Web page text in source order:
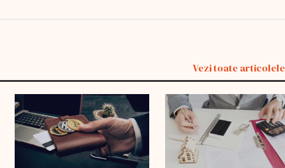
Vezi toate articolele